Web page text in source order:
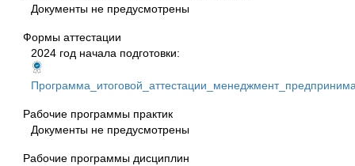
Документы не предусмотрены
Формы аттестации
2024 год начала подготовки:
Рабочие программы практик
Документы не предусмотрены
Рабочие программы дисциплин